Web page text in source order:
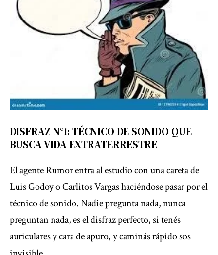
DISFRAZ N°1: TÉCNICO DE SONIDO QUE
BUSCA VIDA EXTRATERRESTRE
El agente Rumor entra al estudio con una careta de
Luis Godoy o Carlitos Vargas haciéndose pasar por el
técnico de sonido. Nadie pregunta nada, nunca
preguntan nada, es el disfraz perfecto, si tenés
auriculares y cara de apuro, y caminás rápido sos